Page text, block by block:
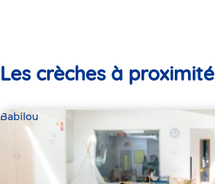
Les crèches à proximité
Babilou